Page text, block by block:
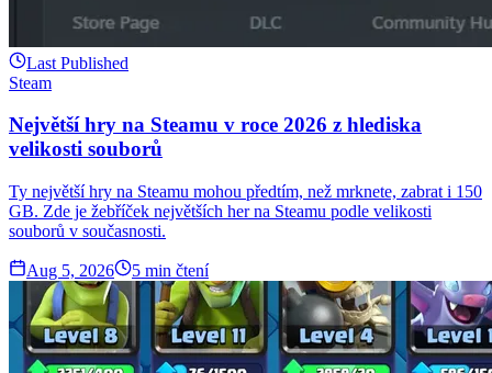
Last Published
Steam
Největší hry na Steamu v roce 2026 z hlediska
velikosti souborů
Ty největší hry na Steamu mohou předtím, než mrknete, zabrat i 150
GB. Zde je žebříček největších her na Steamu podle velikosti
souborů v současnosti.
Aug 5, 2026 5 min čtení